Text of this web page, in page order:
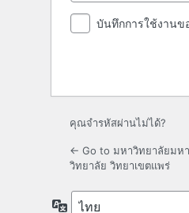
บันทึกการใช้งานข
คุณจำรหัสผ่านไม่ได้?
← Go to มหาวิทยาลัยมห
วิทยาลัย วิทยาเขตแพร่
ภาษา